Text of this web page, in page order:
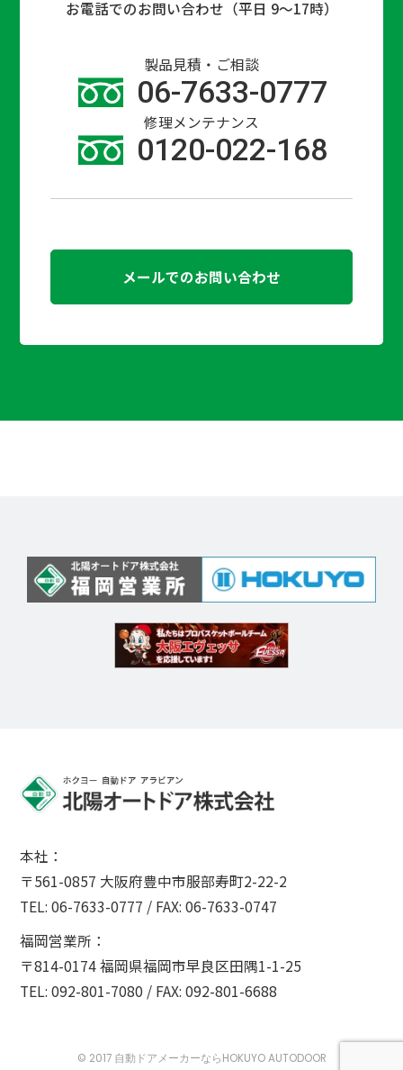
お電話でのお問い合わせ（平日 9〜17時）
製品見積・ご相談
06-7633-0777
修理メンテナンス
0120-022-168
メールでのお問い合わせ
本社：
〒561-0857 大阪府豊中市服部寿町2-22-2
TEL: 06-7633-0777 / FAX: 06-7633-0747
福岡営業所：
〒814-0174 福岡県福岡市早良区田隅1-1-25
TEL: 092-801-7080 / FAX: 092-801-6688
© 2017 自動ドアメーカーならHOKUYO AUTODOOR